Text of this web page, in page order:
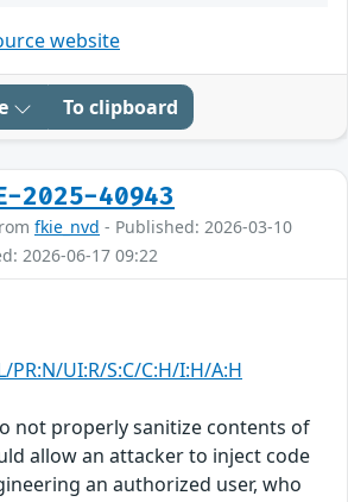
website
To clipboard
2025-40943
fkie_nvd - Published: 2026-03-10
2026-06-17 09:22
PR:N/UI:R/S:C/C:H/I:H/A:H
not properly sanitize contents of
allow an attacker to inject code
an authorized user, who